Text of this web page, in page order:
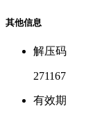
其他信息
解压码
271167
有效期